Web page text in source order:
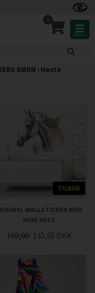
0
Menu
BØRN › Heste
TILBUD
WALLSTICKER MED
HVID HEST
169,00 143,65 DKK